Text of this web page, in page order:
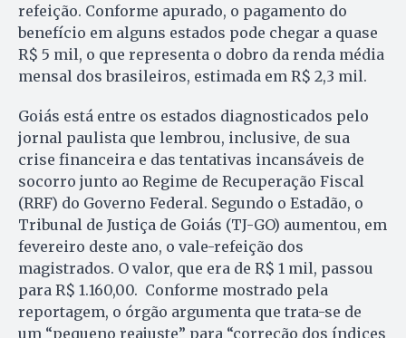
refeição. Conforme apurado, o pagamento do
benefício em alguns estados pode chegar a quase
R$ 5 mil, o que representa o dobro da renda média
mensal dos brasileiros, estimada em R$ 2,3 mil.
Goiás está entre os estados diagnosticados pelo
jornal paulista que lembrou, inclusive, de sua
crise financeira e das tentativas incansáveis de
socorro junto ao Regime de Recuperação Fiscal
(RRF) do Governo Federal. Segundo o Estadão, o
Tribunal de Justiça de Goiás (TJ-GO) aumentou, em
fevereiro deste ano, o vale-refeição dos
magistrados. O valor, que era de R$ 1 mil, passou
para R$ 1.160,00. Conforme mostrado pela
reportagem, o órgão argumenta que trata-se de
um “pequeno reajuste” para “correção dos índices